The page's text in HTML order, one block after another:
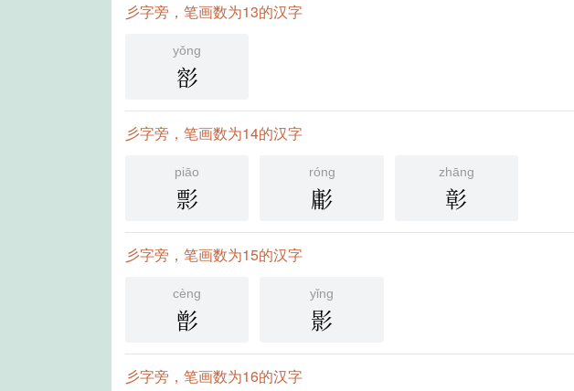
彡字旁，笔画数为13的汉字
yǒng
彮
彡字旁，笔画数为14的汉字
piāo
彯
róng
㣑
zhāng
彰
彡字旁，笔画数为15的汉字
cèng
㣒
yǐng
影
彡字旁，笔画数为16的汉字